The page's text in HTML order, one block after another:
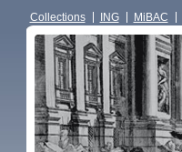
Collections ING MiBAC